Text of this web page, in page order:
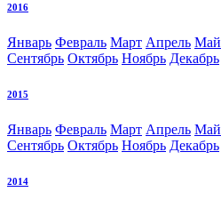
2016
Январь Февраль Март Апрель Май
Сентябрь Октябрь Ноябрь Декабрь
2015
Январь Февраль Март Апрель Май
Сентябрь Октябрь Ноябрь Декабрь
2014